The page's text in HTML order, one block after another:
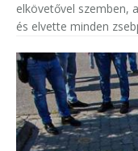
elkövetővel szemben,
és elvette minden